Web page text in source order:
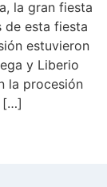
la gran fiesta
de esta fiesta
estuvieron
y Liberio
la procesión
[…]